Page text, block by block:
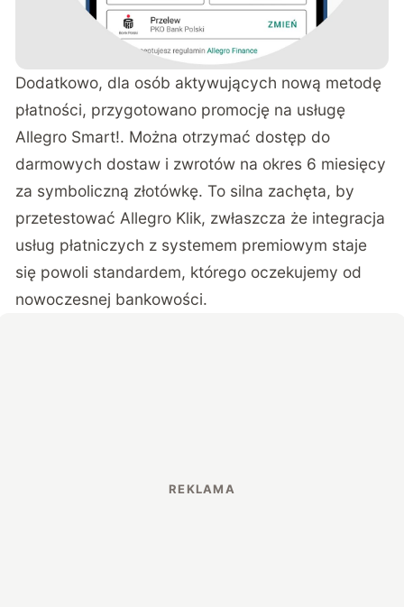
Dodatkowo, dla osób aktywujących nową metodę
płatności, przygotowano promocję na usługę
Allegro Smart!. Można otrzymać dostęp do
darmowych dostaw i zwrotów na okres 6 miesięcy
za symboliczną złotówkę. To silna zachęta, by
przetestować Allegro Klik, zwłaszcza że integracja
usług płatniczych z systemem premiowym staje
się powoli standardem, którego oczekujemy od
nowoczesnej bankowości.